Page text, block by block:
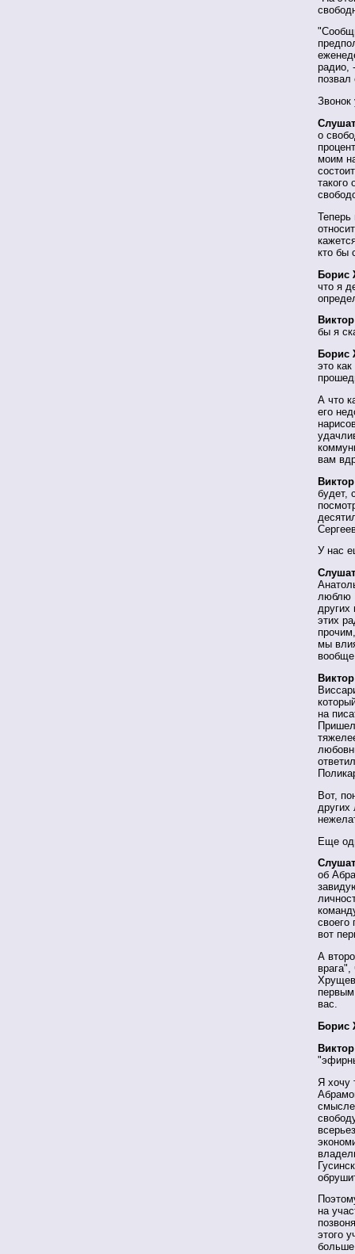
радио,
позвал
о
моим
Теперь
кто бы
Борис
что я
бы я
Борис
это
А что
его
вам
будет,
У нас
люблю
других
этих
мы
на
Вот,
Еще
об
своего
вот
А
вас.
Борис
Я хочу
на
этого